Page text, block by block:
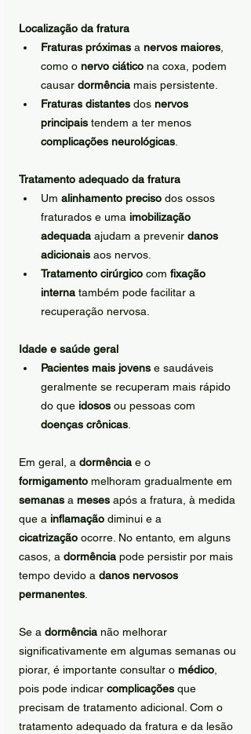
Localização da fratura
Fraturas próximas a nervos maiores,
como o nervo ciático na coxa, podem
causar dormência mais persistente.
Fraturas distantes dos nervos
principais tendem a ter menos
complicações neurológicas.
Tratamento adequado da fratura
Um alinhamento preciso dos ossos
fraturados e uma imobilização
adequada ajudam a prevenir danos
adicionais aos nervos.
Tratamento cirúrgico com fixação
interna também pode facilitar a
recuperação nervosa.
Idade e saúde geral
Pacientes mais jovens e saudáveis
geralmente se recuperam mais rápido
do que idosos ou pessoas com
doenças crônicas.
Em geral, a dormência e o
formigamento melhoram gradualmente em
semanas a meses após a fratura, à medida
que a inflamação diminui e a
cicatrização ocorre. No entanto, em alguns
casos, a dormência pode persistir por mais
tempo devido a danos nervosos
permanentes.
Se a dormência não melhorar
significativamente em algumas semanas ou
piorar, é importante consultar o médico,
pois pode indicar complicações que
precisam de tratamento adicional. Com o
tratamento adequado da fratura e da lesão